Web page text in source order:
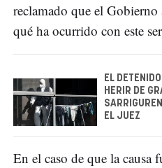
reclamado que el
qué ha ocurrido con este
EL
HERIR DE
EL JUEZ
En el caso de que la causa